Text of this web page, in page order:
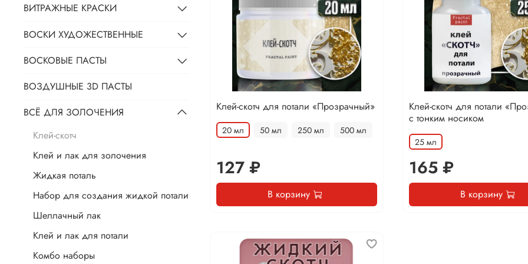
Клей-скотч для потали «Прозрачный»
20 мл 50 мл 250 мл 500 мл
127 ₽
В корзину
Клей-скотч для потали
с тонким носиком
25 мл
165 ₽
В корзину
ВИТРАЖНЫЕ КРАСКИ
ВОСКИ ХУДОЖЕСТВЕННЫЕ
ВОСКОВЫЕ ПАСТЫ
ВОЗДУШНЫЕ 3D ПАСТЫ
ВСЁ ДЛЯ ЗОЛОЧЕНИЯ
Клей-скотч
Клей и лак для золочения
Жидкая поталь
Набор для создания жидкой потали
Шеллачный лак
Клей и лак для потали
Комбо наборы